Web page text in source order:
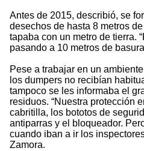
Antes de 2015, describió, se
desechos de hasta 8 metros
tapaba con un metro de tierra.
pasando a 10 metros de
Pese a trabajar en un
los dumpers no recibían
tampoco se les informaba el
residuos. “Nuestra protección
cabritilla, los bototos de
antiparras y el bloqueador.
cuando iban a ir los
Zamora.